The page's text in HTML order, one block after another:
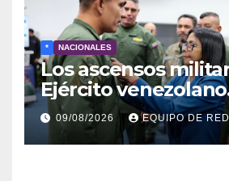
* NACIONALES
Los ascensos
Ejército venezolano
refuerzan el
operativo de la
Armada
09/08/2026 EQUIPO DE